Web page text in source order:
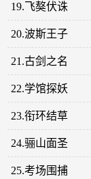
19.飞獒伏诛
20.波斯王子
21.古剑之名
22.学馆探妖
23.衔环结草
24.骊山面圣
25.考场围捕